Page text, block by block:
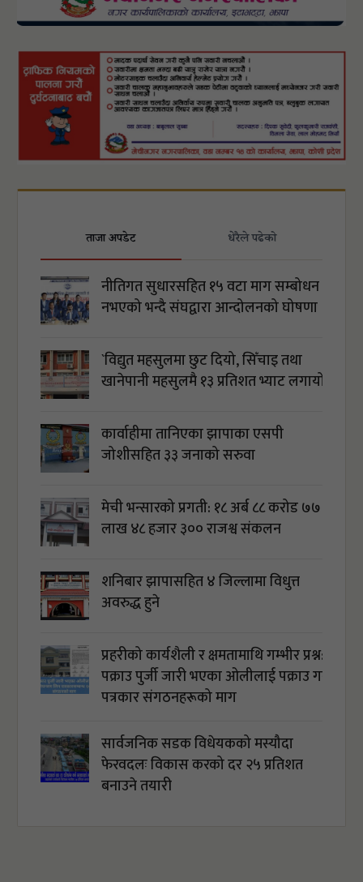
ताजा अपडेट धेरैले पढेको
नीतिगत सुधारसहित १५ वटा माग सम्बोधन
नभएको भन्दै संघद्वारा आन्दोलनको घोषणा
`विद्युत महसुलमा छुट दियो, सिँचाइ तथा
खानेपानी महसुलमै १३ प्रतिशत भ्याट लगायो´
कार्वाहीमा तानिएका झापाका एसपी
जोशीसहित ३३ जनाको सरुवा
मेची भन्सारको प्रगती: १८ अर्ब ८८ करोड ७७
लाख ४८ हजार ३०० राजश्व संकलन
शनिबार झापासहित ४ जिल्लामा विधुत्त
अवरुद्ध हुने
प्रहरीको कार्यशैली र क्षमतामाथि गम्भीर प्रश्न:
पक्राउ पुर्जी जारी भएका ओलीलाई पक्राउ गर्न
पत्रकार संगठनहरूको माग
सार्वजनिक सडक विधेयकको मस्यौदा
फेरवदलः विकास करको दर २५ प्रतिशत
बनाउने तयारी